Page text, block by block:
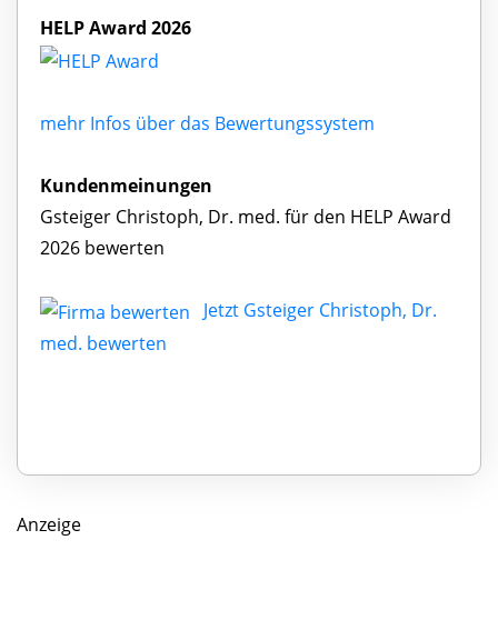
HELP Award 2026
mehr Infos über das Bewertungssystem
Kundenmeinungen
Gsteiger Christoph, Dr. med. für den HELP Award
2026 bewerten
Jetzt Gsteiger Christoph, Dr.
med. bewerten
Anzeige